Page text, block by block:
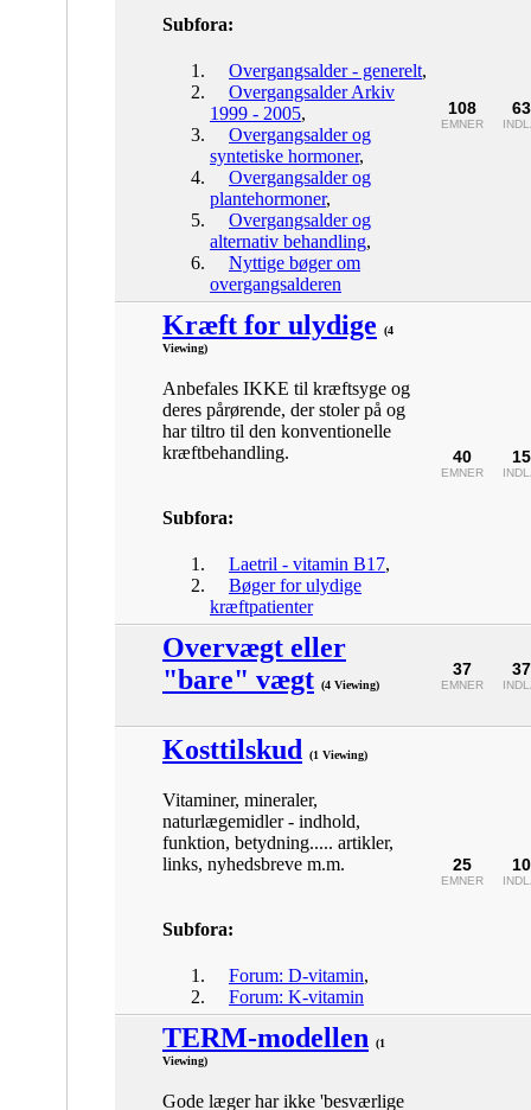
Subfora:
Overgangsalder - generelt,
Overgangsalder Arkiv
1999 - 2005,
Overgangsalder og
syntetiske hormoner,
Overgangsalder og
plantehormoner,
Overgangsalder og
alternativ behandling,
Nyttige bøger om
overgangsalderen
108
EMNER
Kræft for ulydige
(4
Viewing)
Anbefales IKKE til kræftsyge og
deres pårørende, der stoler på og
har tiltro til den konventionelle
kræftbehandling.
Subfora:
Laetril - vitamin B17,
Bøger for ulydige
kræftpatienter
40
EMNER
Overvægt eller
"bare" vægt (4 Viewing)
37
EMNER
Kosttilskud (1 Viewing)
Vitaminer, mineraler,
naturlægemidler - indhold,
funktion, betydning..... artikler,
links, nyhedsbreve m.m.
Subfora:
Forum: D-vitamin,
Forum: K-vitamin
25
EMNER
TERM-modellen
(1
Viewing)
Gode læger har ikke 'besværlige